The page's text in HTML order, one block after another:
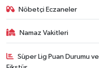
Nöbetçi Eczaneler
Namaz Vakitleri
Süper Lig Puan Durumu ve